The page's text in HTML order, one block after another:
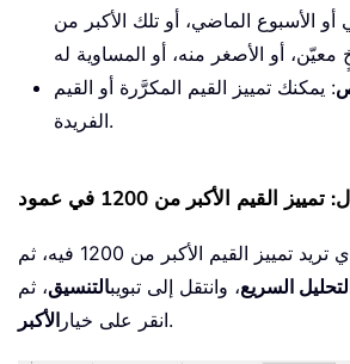
الأسبوع الماضي، أو تلك الأكبر من
: يمكنك تمييز القيم المكرَّرة أو القيم
الفريدة.
تمييز القيم الأكبر من 1200 في عمود
حدد العمود الذي تريد تمييز القيم الأكبر من 1200 فيه، ثم
السريع، وانتقل إلى تبويبالتنسيق، ثم
انقر على خيار الأكبر .